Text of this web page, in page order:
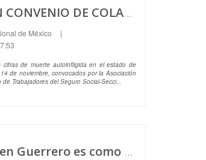
SUSCRIBEN CONVENIO DE COLABORACIÓN PARA PREVEENIR PROBLEMA DEL SUICIDIO EN YUCATÁN.
de México
|
cifras de muerte autoinfligida en el estado de
de noviembre, convocados por la Asociación
de Trabajadores del Seguro Social-Secci...
Búsqueda en Guerrero es como hurgar en un pajar: experto del Conahcyt